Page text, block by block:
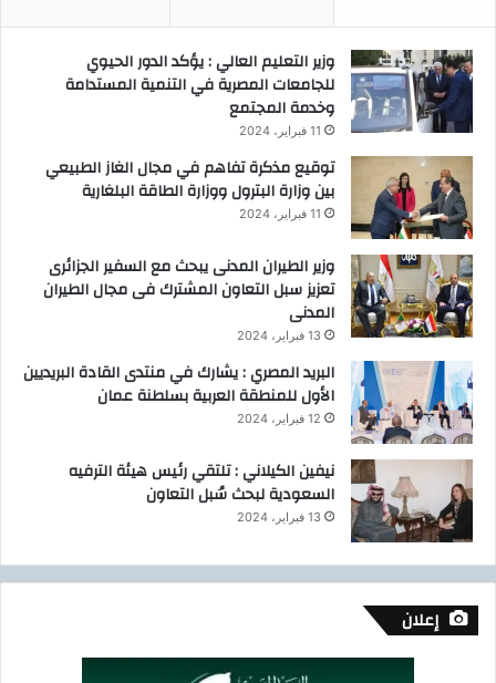
وزير التعليم العالي : يؤكد الدور الحيوي
للجامعات المصرية في التنمية المستدامة
وخدمة المجتمع
11 فبراير، 2024
توقيع مذكرة تفاهم في مجال الغاز الطبيعي
بين وزارة البترول ووزارة الطاقة البلغارية
11 فبراير، 2024
وزير الطيران المدنى يبحث مع السفير الجزائرى
تعزيز سبل التعاون المشترك فى مجال الطيران
المدنى
13 فبراير، 2024
البريد المصري : يشارك في منتدى القادة البريديين
الأول للمنطقة العربية بسلطنة عمان
12 فبراير، 2024
نيفين الكيلاني : تلتقي رئيس هيئة الترفيه
السعودية لبحث سُبل التعاون
13 فبراير، 2024
إعلان